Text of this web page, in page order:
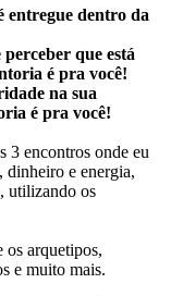
entregue dentro da
que está
é pra você!
na sua
é pra você!
3 encontros onde eu
dinheiro e energia,
utilizando os
os arquetipos,
e muito mais.